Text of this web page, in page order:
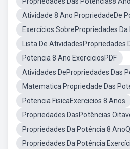
Atividade 8 Ano PropriedadeDe
Exercícios SobrePropriedades
Lista De AtividadesPropriedades
Potencia 8 Ano ExerciciosPDF
Atividades DePropriedades Das
Matematica Propriedade Das
Potencia FisicaExercicios 8 Anos
Propriedades DasPotências
Propriedades Da Potência 8
Propriedades Da Potência